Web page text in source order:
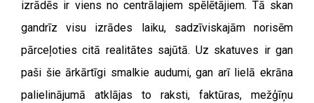
izrādēs ir viens no centrālajiem spēlētājiem. Tā skan
gandrīz visu izrādes laiku, sadzīviskajām norisēm
pārceļoties citā realitātes sajūtā. Uz skatuves ir gan
paši šie ārkārtīgi smalkie audumi, gan arī lielā ekrāna
palielinājumā atklājas to raksti, faktūras, mežģīņu